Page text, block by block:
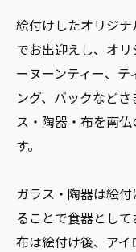
絵付けしたオリジ
でお出迎えし、オ
ーヌーンティー、
ング、バックなど
ス・陶器・布を南
す。
ガラス・陶器は絵
ることで食器として
布は絵付け後、ア